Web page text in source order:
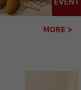
MORE >